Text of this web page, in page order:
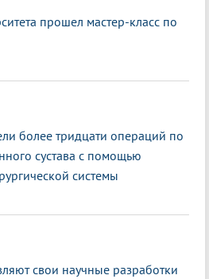
прошел мастер-класс по
более тридцати операций по
сустава с помощью
системы
свои научные разработки